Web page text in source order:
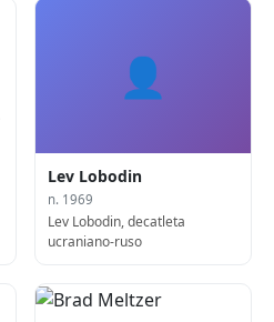
👤
Lev Lobodin
n. 1969
Lev Lobodin, decatleta
ucraniano-ruso